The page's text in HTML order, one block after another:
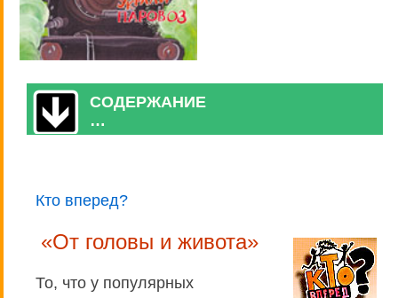
СОДЕРЖАНИЕ
…
Кто вперед?
«От головы и живота»
То, что у популярных